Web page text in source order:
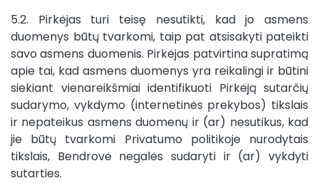
5.2. Pirkėjas turi teisę nesutikti, kad jo asmens
duomenys būtų tvarkomi, taip pat atsisakyti pateikti
savo asmens duomenis. Pirkėjas patvirtina supratimą
apie tai, kad asmens duomenys yra reikalingi ir būtini
siekiant vienareikšmiai identifikuoti Pirkėją sutarčių
sudarymo, vykdymo (internetinės prekybos) tikslais
ir nepateikus asmens duomenų ir (ar) nesutikus, kad
jie būtų tvarkomi Privatumo politikoje nurodytais
tikslais, Bendrovė negalės sudaryti ir (ar) vykdyti
sutarties.